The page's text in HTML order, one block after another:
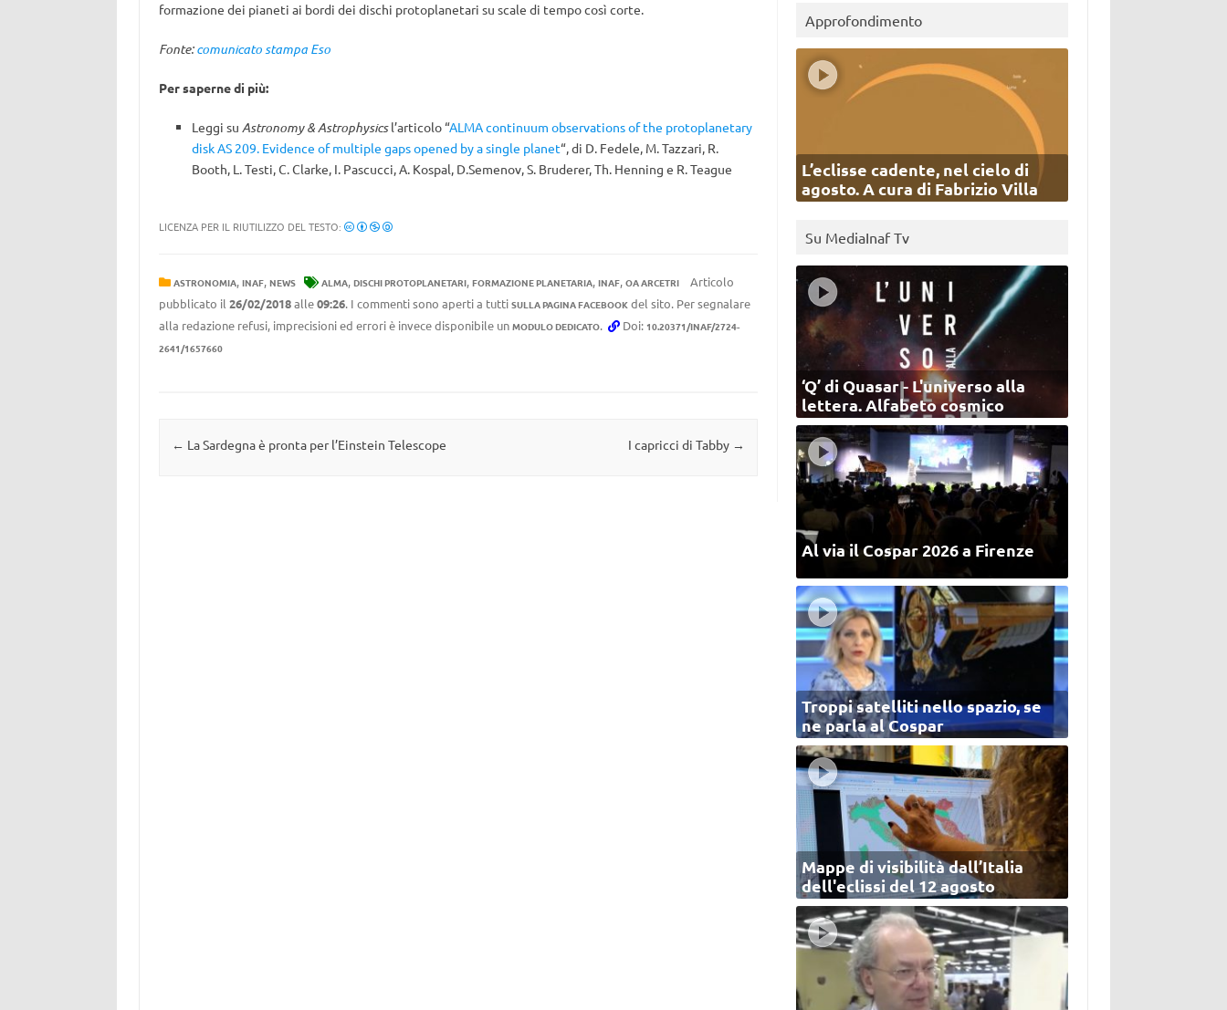
formazione dei pianeti ai bordi dei dischi protoplanetari su scale di tempo così corte.
Fonte:comunicato stampa Eso
Per saperne di più:
Leggi su Astronomy & Astrophysicsl’articolo “ALMA continuum observations of the protoplanetary
disk AS 209. Evidence of multiple gaps opened by a single planet“, di D. Fedele, M. Tazzari, R.
Booth, L. Testi, C. Clarke, I. Pascucci, A. Kospal, D.Semenov, S. Bruderer, Th. Henning e R. Teague
LICENZA PER IL RIUTILIZZO DEL TESTO:
ASTRONOMIA, INAF, NEWS ALMA, DISCHI PROTOPLANETARI, FORMAZIONE PLANETARIA, INAF, OA ARCETRI
Articolo
pubblicato il 26/02/2018alle09:26. I commenti sono aperti a tutti SULLA PAGINA FACEBOOKdel sito. Per segnalare
alla redazione refusi, imprecisioni ed errori è invece disponibile un MODULO DEDICATO. Doi: 10.20371/INAF/2724-
2641/1657660
Navigazione articolo
← La Sardegna è pronta per l’Einstein Telescope I capricci di Tabby →
Approfondimento
L’eclisse cadente, nel cielo di
agosto. A cura di Fabrizio Villa
Su MediaInaf Tv
‘Q’ di Quasar - L'universo alla
lettera. Alfabeto cosmico
Al via il Cospar 2026 a Firenze
Troppi satelliti nello spazio, se
ne parla al Cospar
Mappe di visibilità dall’Italia
dell'eclissi del 12 agosto